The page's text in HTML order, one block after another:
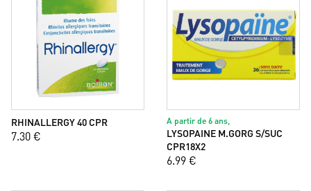
RHINALLERGY 40 CPR
7.30 €
A partir de 6 ans,
LYSOPAINE M.GORG S/SUC
CPR18X2
6.99 €